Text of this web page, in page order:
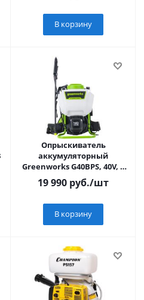
В корзину
Опрыскиватель
аккумуляторный
Greenworks G40BPS, 40V, c
1хАКБ 2 Ач и ЗУ VT
19 990 руб./шт
В корзину